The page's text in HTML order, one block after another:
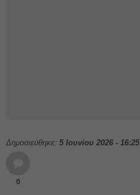
Δημοσιεύθηκε: 5 Ιουνίου 2026 - 16:25
0